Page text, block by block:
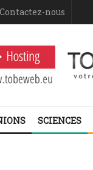
Contactez-nous
SCIENCES